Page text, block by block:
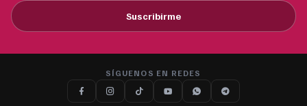
Suscribirme
SÍGUENOS EN REDES